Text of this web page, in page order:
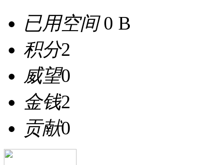
已用空间0 B
积分2
威望0
金钱2
贡献0